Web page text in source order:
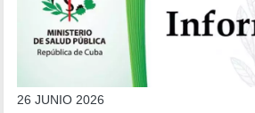
26 JUNIO 2026